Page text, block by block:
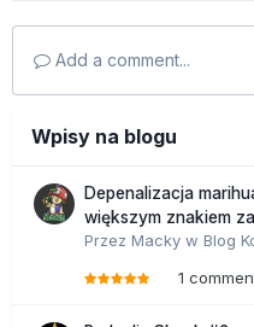
Add a comment...
Wpisy na blogu
Depenalizacja
większym znakiem
Przez Macky w Blog
1